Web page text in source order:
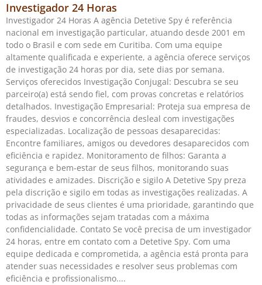
Investigador 24 Horas
Investigador 24 Horas A agência Detetive Spy é referência
nacional em investigação particular, atuando desde 2001 em
todo o Brasil e com sede em Curitiba. Com uma equipe
altamente qualificada e experiente, a agência oferece serviços
de investigação 24 horas por dia, sete dias por semana.
Serviços oferecidos Investigação Conjugal: Descubra se seu
parceiro(a) está sendo fiel, com provas concretas e relatórios
detalhados. Investigação Empresarial: Proteja sua empresa de
fraudes, desvios e concorrência desleal com investigações
especializadas. Localização de pessoas desaparecidas:
Encontre familiares, amigos ou devedores desaparecidos com
eficiência e rapidez. Monitoramento de filhos: Garanta a
segurança e bem-estar de seus filhos, monitorando suas
atividades e amizades. Discrição e sigilo A Detetive Spy preza
pela discrição e sigilo em todas as investigações realizadas. A
privacidade de seus clientes é uma prioridade, garantindo que
todas as informações sejam tratadas com a máxima
confidencialidade. Contato Se você precisa de um investigador
24 horas, entre em contato com a Detetive Spy. Com uma
equipe dedicada e comprometida, a agência está pronta para
atender suas necessidades e resolver seus problemas com
eficiência e profissionalismo.